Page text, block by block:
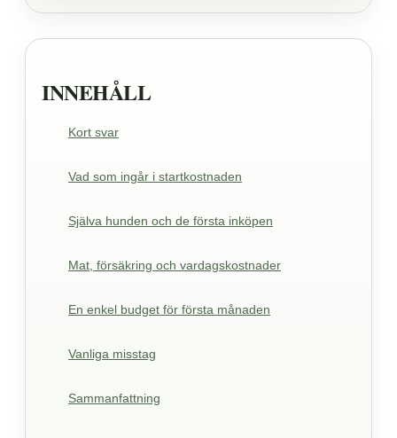
INNEHÅLL
Kort svar
Vad som ingår i startkostnaden
Själva hunden och de första inköpen
Mat, försäkring och vardagskostnader
En enkel budget för första månaden
Vanliga misstag
Sammanfattning